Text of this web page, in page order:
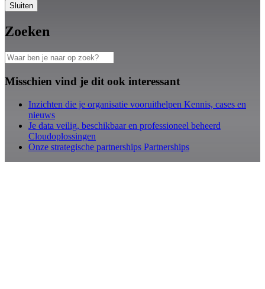
Sluiten
Zoeken
Misschien vind je dit ook interessant
Inzichten die je organisatie vooruithelpen Kennis, cases en
nieuws
Je data veilig, beschikbaar en professioneel beheerd
Cloudoplossingen
Onze strategische partnerships Partnerships